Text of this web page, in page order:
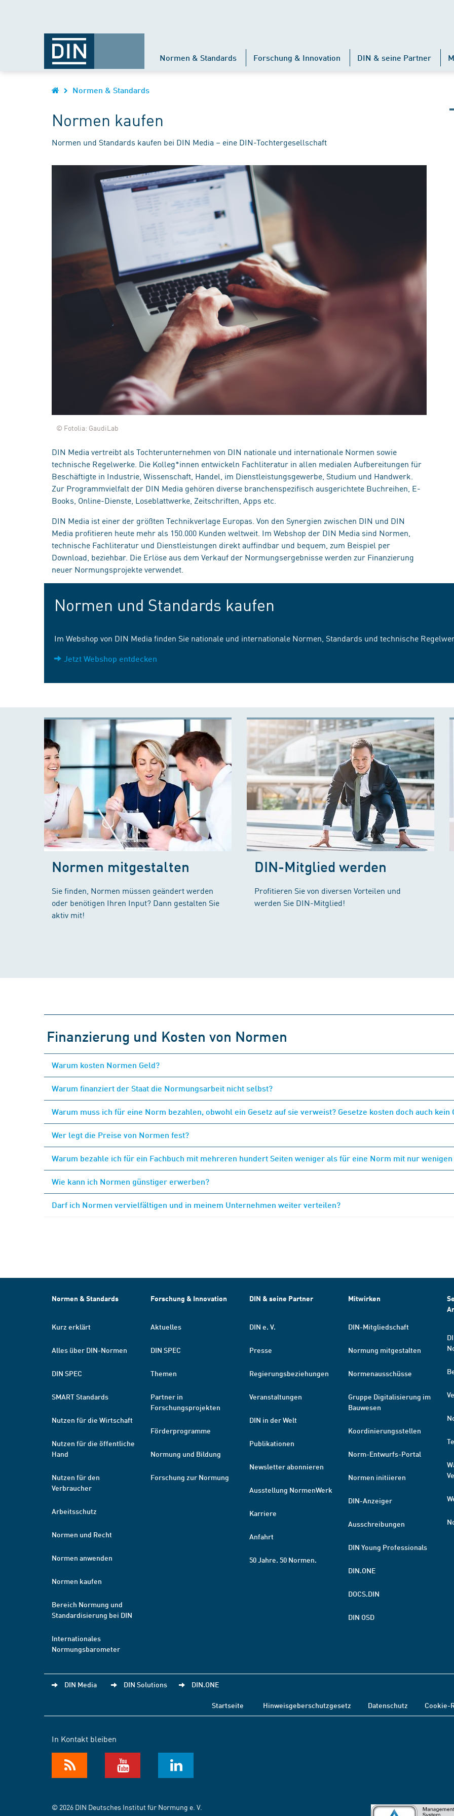
Normen & Standards Forschung & Innovation DIN & seine Partner
Normen & Standards
Normen kaufen
Normen und Standards kaufen bei DIN Media – eine DIN-Tochtergesellschaft
© Fotolia: GaudiLab
DIN Media vertreibt als Tochterunternehmen von DIN nationale und internationale Normen sowie
technische Regelwerke. Die Kolleg*innen entwickeln Fachliteratur in allen medialen Aufbereitungen für
Beschäftigte in Industrie, Wissenschaft, Handel, im Dienstleistungsgewerbe, Studium und Handwerk.
Zur Programmvielfalt der DIN Media gehören diverse branchenspezifisch ausgerichtete Buchreihen, E-
Books, Online-Dienste, Loseblattwerke, Zeitschriften, Apps etc.
DIN Media ist einer der größten Technikverlage Europas. Von den Synergien zwischen DIN und DIN
Media profitieren heute mehr als 150.000 Kunden weltweit. Im Webshop der DIN Media sind Normen,
technische Fachliteratur und Dienstleistungen direkt auffindbar und bequem, zum Beispiel per
Download, beziehbar. Die Erlöse aus dem Verkauf der Normungsergebnisse werden zur Finanzierung
neuer Normungsprojekte verwendet.
Normen und Standards kaufen
Im Webshop von DIN Media finden Sie nationale und internationale Normen, Standards und technische
Jetzt Webshop entdecken
Normen mitgestalten
Sie finden, Normen müssen geändert werden
oder benötigen Ihren Input? Dann gestalten Sie
aktiv mit!
DIN-Mitglied werden
Profitieren Sie von diversen Vorteilen und
werden Sie DIN-Mitglied!
Finanzierung und Kosten von Normen
Warum kosten Normen Geld?
Warum finanziert der Staat die Normungsarbeit nicht selbst?
Warum muss ich für eine Norm bezahlen, obwohl ein Gesetz auf sie verweist? Gesetze kosten doch auch kein
Wer legt die Preise von Normen fest?
Warum bezahle ich für ein Fachbuch mit mehreren hundert Seiten weniger als für eine Norm mit nur wenigen
Wie kann ich Normen günstiger erwerben?
Darf ich Normen vervielfältigen und in meinem Unternehmen weiter verteilen?
Normen & Standards
Kurz erklärt
Alles über DIN-Normen
DIN SPEC
SMART Standards
Nutzen für die Wirtschaft
Nutzen für die öffentliche
Hand
Nutzen für den
Verbraucher
Arbeitsschutz
Normen und Recht
Normen anwenden
Normen kaufen
Bereich Normung und
Standardisierung bei DIN
Internationales
Normungsbarometer
Forschung & Innovation
Aktuelles
DIN SPEC
Themen
Partner in
Forschungsprojekten
Förderprogramme
Normung und Bildung
Forschung zur Normung
DIN & seine Partner
DIN e. V.
Presse
Regierungsbeziehungen
Veranstaltungen
DIN in der Welt
Publikationen
Newsletter abonnieren
Ausstellung NormenWerk
Karriere
Anfahrt
50 Jahre. 50 Normen.
Mitwirken
DIN-Mitgliedschaft
Normung mitgestalten
Normenausschüsse
Gruppe Digitalisierung im
Bauwesen
Koordinierungsstellen
Norm-Entwurfs-Portal
Normen initiieren
DIN-Anzeiger
Ausschreibungen
DIN Young Professionals
DIN.ONE
DOCS.DIN
DIN OSD
DIN Media DIN Solutions DIN.ONE
Startseite Hinweisgeberschutzgesetz Datenschutz Cookie-
In Kontakt bleiben
© 2026 DIN Deutsches Institut für Normung e. V.